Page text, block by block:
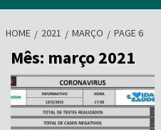
HOME 2021 MARÇO PAGE 6
Mês: março 2021